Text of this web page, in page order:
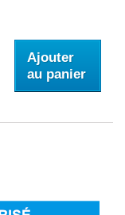
Ajouter
au panier